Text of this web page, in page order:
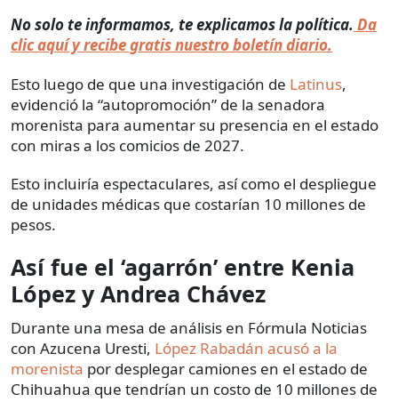
No solo te informamos, te explicamos la política. Da
clic aquí y recibe gratis nuestro boletín diario.
Esto luego de que una investigación de Latinus,
evidenció la “autopromoción” de la senadora
morenista para aumentar su presencia en el estado
con miras a los comicios de 2027.
Esto incluiría espectaculares, así como el despliegue
de unidades médicas que costarían 10 millones de
pesos.
Así fue el ‘agarrón’ entre Kenia
López y Andrea Chávez
Durante una mesa de análisis en Fórmula Noticias
con Azucena Uresti, López Rabadán acusó a la
morenista por desplegar camiones en el estado de
Chihuahua que tendrían un costo de 10 millones de